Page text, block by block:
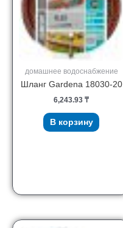
домашнее водоснабжение
Шланг Gardena 18030-20
6,243.93 ₸
В корзину